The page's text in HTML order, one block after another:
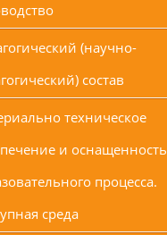
(научно-
состав
техническое
и оснащенность
процесса.
среда